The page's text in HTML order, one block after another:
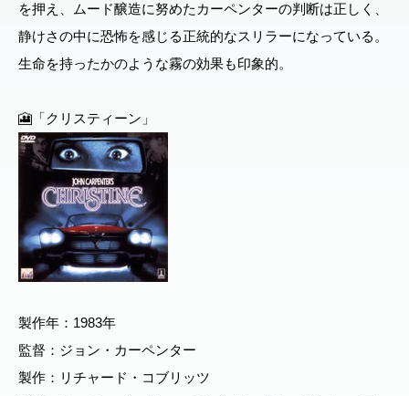
を押え、ムード醸造に努めたカーペンターの判断は正しく、
静けさの中に恐怖を感じる正統的なスリラーになっている。
生命を持ったかのような霧の効果も印象的。
🎦「クリスティーン」
製作年：1983年
監督：ジョン・カーペンター
製作：リチャード・コブリッツ